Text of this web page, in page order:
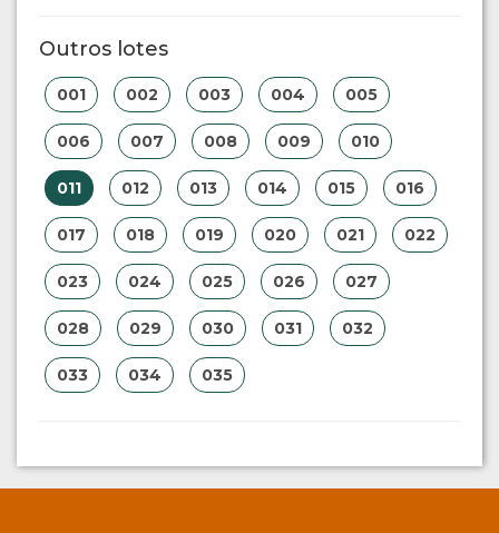
Outros lotes
001 002 003 004 005
006 007 008 009 010
011 012 013 014 015 016
017 018 019 020 021 022
023 024 025 026 027
028 029 030 031 032
033 034 035